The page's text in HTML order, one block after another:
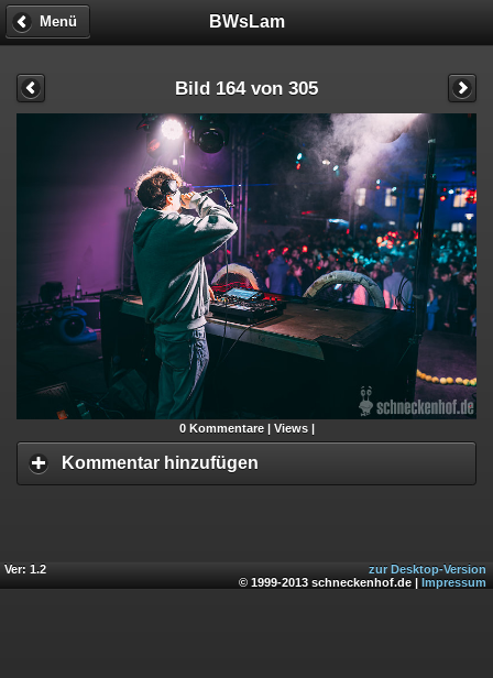
BWsLam
Menü
Bild 164 von 305
0Kommentare | Views |
Kommentar hinzufügen
Ver: 1.2
zur Desktop-Version
© 1999-2013 schneckenhof.de | Impressum